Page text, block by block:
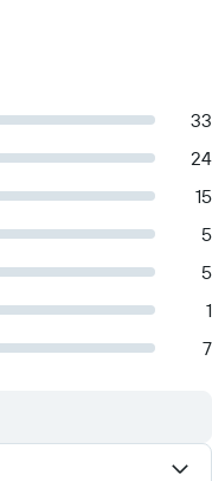
33
24
15
5
5
1
7